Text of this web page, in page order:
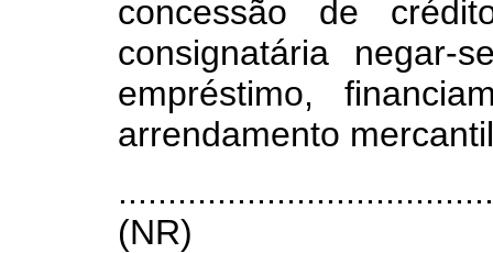
concessão de
consignatária
empréstimo,
arrendamento
(NR)